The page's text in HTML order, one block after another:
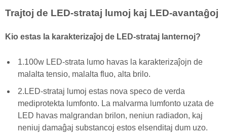
Trajtoj de LED-strataj lumoj kaj LED-avantaĝoj
Kio estas la karakterizaĵoj de LED-strataj lanternoj?
1.100w LED-strata lumo havas la karakterizaĵojn de
malalta tensio, malalta fluo, alta brilo.
2.LED-strataj lumoj estas nova speco de verda
mediprotekta lumfonto. La malvarma lumfonto uzata de
LED havas malgrandan brilon, neniun radiadon, kaj
neniuj damaĝaj substancoj estos elsenditaj dum uzo.